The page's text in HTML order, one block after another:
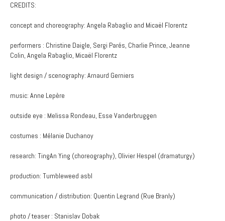
CREDITS:
concept and choreography: Angela Rabaglio and Micaël Florentz
performers : Christine Daigle, Sergi Parés, Charlie Prince, Jeanne
Colin, Angela Rabaglio, Micaël Florentz
light design / scenography: Arnaurd Gerniers
music: Anne Lepère
outside eye : Melissa Rondeau, Esse Vanderbruggen
costumes : Mélanie Duchanoy
research: TingAn Ying (choreography), Olivier Hespel (dramaturgy)
production: Tumbleweed asbl
communication / distribution: Quentin Legrand (Rue Branly)
photo / teaser : Stanislav Dobak